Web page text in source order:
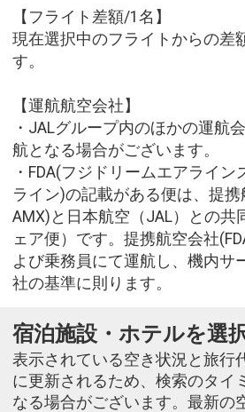
【フライト差額/1名】
現在選択中のフライトからの差
す。
【運航航空会社】
・JALグループ内のほかの運航
航となる場合がございます。
・FDA(フジドリームエアライン
ライン)の記載がある便は、提携
AMX)と日本航空（JAL）との共
ェア便）です。提携航空会社
よび乗務員にて運航し、機内サ
社の基準に則ります。
宿泊施設・ホテルを選
表示されている空き状況と旅行
に更新されるため、検索のタイ
なる場合がございます。最新の